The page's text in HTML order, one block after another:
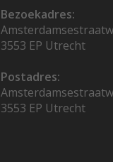
Bezoekadres:
3553 EP Utrecht
Postadres:
3553 EP Utrecht